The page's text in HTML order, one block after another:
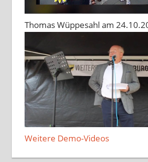
Thomas Wüppesahl am
Weitere Demo-Videos